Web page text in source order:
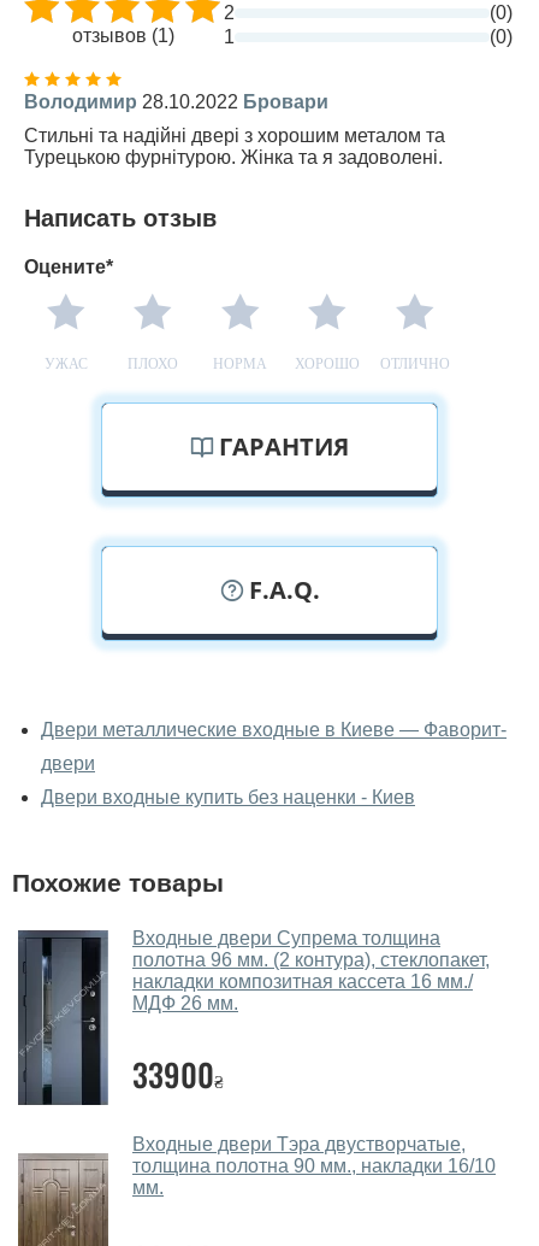
отзывов (1)
2
(0)
1
(0)
Володимир 28.10.2022 Бровари
Стильні та надійні двері з хорошим металом та
Турецькою фурнітурою. Жінка та я задоволені.
Написать отзыв
Оцените*
УЖАС ПЛОХО НОРМА ХОРОШО ОТЛИЧНО
ГАРАНТИЯ
F.A.Q.
входные вживую?
Да, можно посмотреть двери входные в нашем
фирменном салоне-магазине.
Да, у нас большой выбор межкомнатных и входных
Помогаете ли вы выбрать двери
входные?
Да. Мы консультируем покупателей
через мессенджеры, онлайн чат или непосредственно
в нашем салоне-магазине.
Какие двери входные посоветуете?
Наши рекомендации зависят от необходимых
параметров, Вашего бюджета и других факторов.
Двери металлические входные в Киеве — Фаворит-
двери
Двери входные купить без наценки - Киев
Похожие товары
Входные двери Супрема толщина
полотна 96 мм. (2 контура), стеклопакет,
накладки композитная кассета 16 мм./
МДФ 26 мм.
33900₴
Входные двери Тэра двустворчатые,
толщина полотна 90 мм., накладки 16/10
мм.